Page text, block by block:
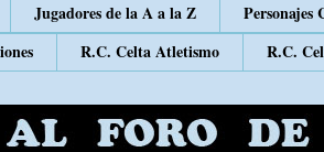
Jugadores de la A a la Z Personajes
R.C. Celta Atletismo R.C.